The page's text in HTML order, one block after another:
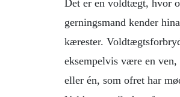
Det er en voldtægt, hvor
gerningsmand kender
kærester.
eksempelvis være en
eller én, som ofret har